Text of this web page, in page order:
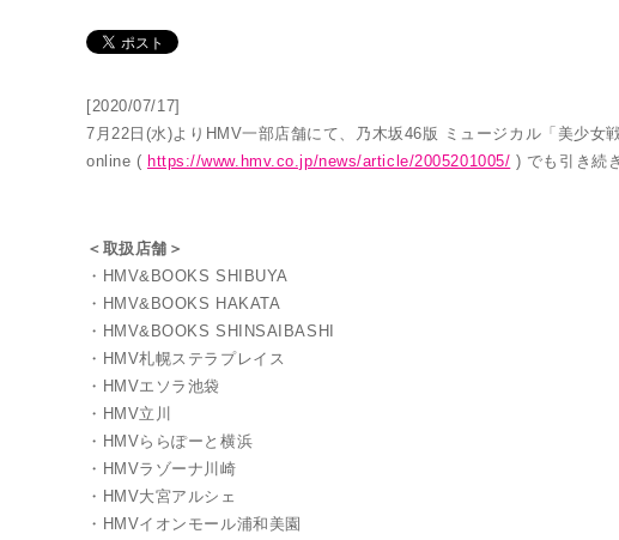
[2020/07/17]
7月22日(水)よりHMV一部店舗にて、乃木坂46版 ミュージカル「美少
online ( https://www.hmv.co.jp/news/article/2005201005/ ) でも引き続
＜取扱店舗＞
・HMV&BOOKS SHIBUYA
・HMV&BOOKS HAKATA
・HMV&BOOKS SHINSAIBASHI
・HMV札幌ステラプレイス
・HMVエソラ池袋
・HMV立川
・HMVららぽーと横浜
・HMVラゾーナ川崎
・HMV大宮アルシェ
・HMVイオンモール浦和美園
THE SUPER LIVE